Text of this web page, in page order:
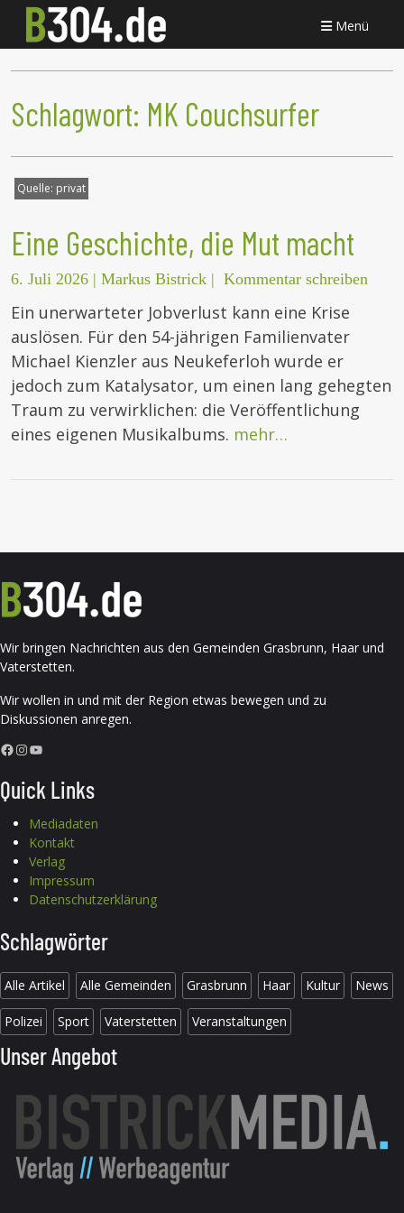
Menü
Schlagwort: MK Couchsurfer
Quelle: privat
Eine Geschichte, die Mut macht
6. Juli 2026 | Markus Bistrick | Kommentar schreiben
Ein unerwarteter Jobverlust kann eine Krise
auslösen. Für den 54-jährigen Familienvater
Michael Kienzler aus Neukeferloh wurde er
jedoch zum Katalysator, um einen lang gehegten
Traum zu verwirklichen: die Veröffentlichung
eines eigenen Musikalbums. mehr…
Wir bringen Nachrichten aus den Gemeinden Grasbrunn, Haar und
Vaterstetten.
Wir wollen in und mit der Region etwas bewegen und zu
Diskussionen anregen.
Facebook InstagramYouTube
Quick Links
Mediadaten
Kontakt
Verlag
Impressum
Datenschutzerklärung
Schlagwörter
Alle Artikel Alle Gemeinden Grasbrunn Haar Kultur News
Polizei Sport Vaterstetten Veranstaltungen
Unser Angebot